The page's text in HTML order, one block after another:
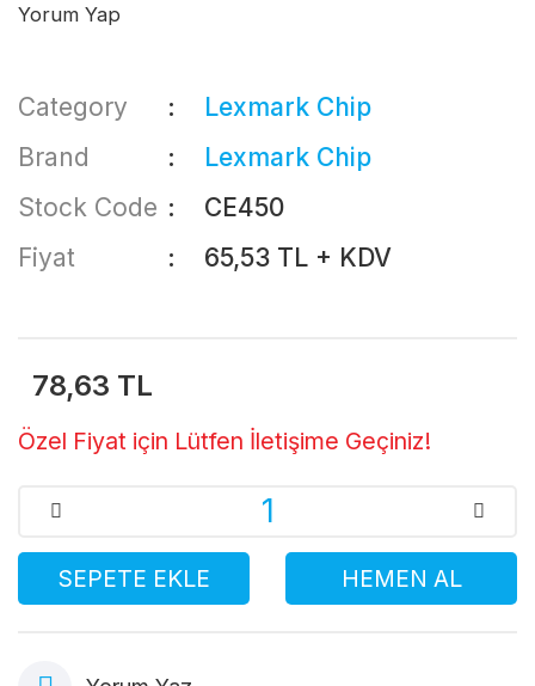
Yorum Yap
Category
Lexmark Chip
Brand
Lexmark Chip
Stock Code
CE450
Fiyat
65,53 TL + KDV
78,63 TL
Özel Fiyat için Lütfen İletişime Geçiniz!
SEPETE EKLE HEMEN AL